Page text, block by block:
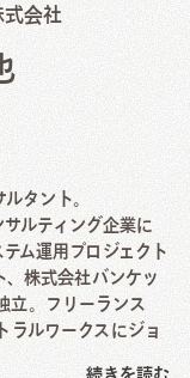
式会社
タント。
ルティング企業に
ム運用プロジェクト
株式会社バンケッ
立。フリーランス
ラルワークスにジョ